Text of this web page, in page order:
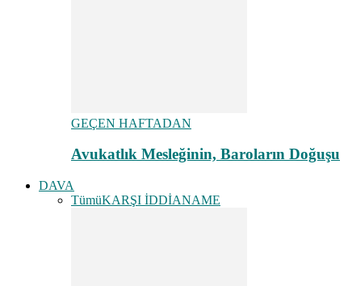
GEÇEN HAFTADAN
Avukatlık Mesleğinin, Baroların Doğuşu
DAVA
TümüKARŞI İDDİANAME